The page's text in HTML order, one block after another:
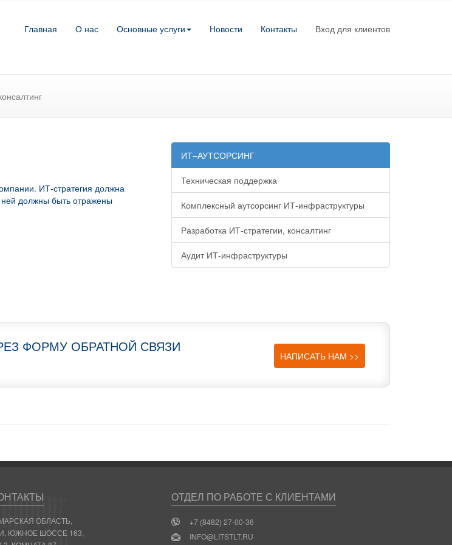
Главная О нас Основные услуги Новости Контакты Вход для клиентов
ИТ-стратегия должна
ней должны быть отражены
ИТ–АУТСОРСИНГ
Техническая поддержка
Комплексный аутсорсинг ИТ-инфраструктуры
Разработка ИТ-стратегии, консалтинг
Аудит ИТ-инфраструктуры
НАПИСАТЬ НАМ >>
ФОРМУ ОБРАТНОЙ СВЯЗИ
ОБЛАСТЬ,
ЮЖНОЕ ШОССЕ 163,
ОТДЕЛ ПО РАБОТЕ С КЛИЕНТАМИ
+7 (8482) 27-00-36
INFO@LITSTLT.RU